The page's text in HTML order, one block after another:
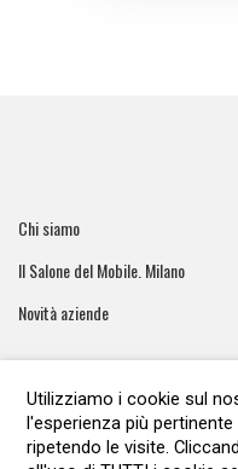
Chi siamo
Il Salone del Mobile. Milano
Novità aziende
ArreCasa e' una testata
Roma - Numero 51/2016
Utilizziamo i cookie sul
l'esperienza più
ripetendo le visite.